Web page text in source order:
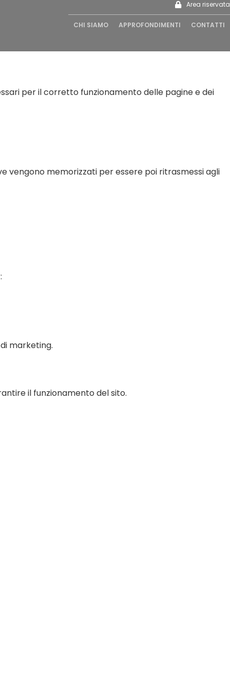
Area riservata
CHI SIAMO APPROFONDIMENTI CONTATTI
Area riservata
CHI SIAMO APPROFONDIMENTI CONTATTI
per il corretto funzionamento delle pagine e dei
vengono memorizzati per essere poi ritrasmessi agli
marketing.
il funzionamento del sito.